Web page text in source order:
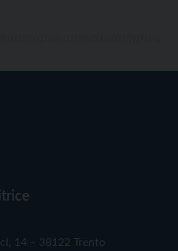
14 – 38122 Trento